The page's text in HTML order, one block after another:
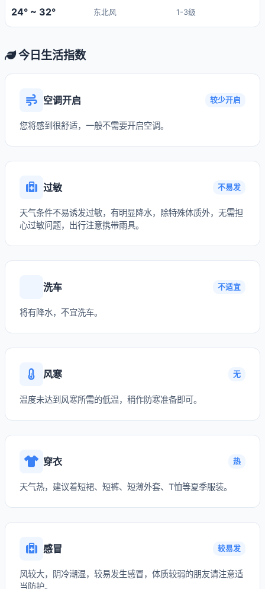
24° ~ 32° 东北风 1-3级
今日生活指数
空调开启 较少开启
您将感到很舒适，一般不需要开启空调。
过敏 不易发
天气条件不易诱发过敏，有明显降水，除特殊体质外，无需担
心过敏问题，出行注意携带雨具。
洗车 不适宜
将有降水，不宜洗车。
风寒 无
温度未达到风寒所需的低温，稍作防寒准备即可。
穿衣 热
天气热，建议着短裙、短裤、短薄外套、T恤等夏季服装。
感冒 较易发
风较大，阴冷潮湿，较易发生感冒，体质较弱的朋友请注意适
当防护。